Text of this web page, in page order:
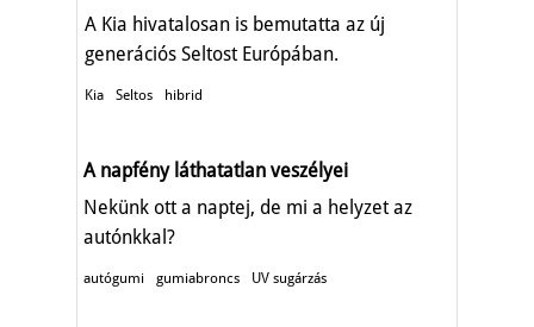
A Kia hivatalosan is bemutatta az új
generációs Seltost Európában.
Kia Seltos hibrid
A napfény láthatatlan veszélyei
Nekünk ott a naptej, de mi a helyzet az
autónkkal?
autógumi gumiabroncs UV sugárzás